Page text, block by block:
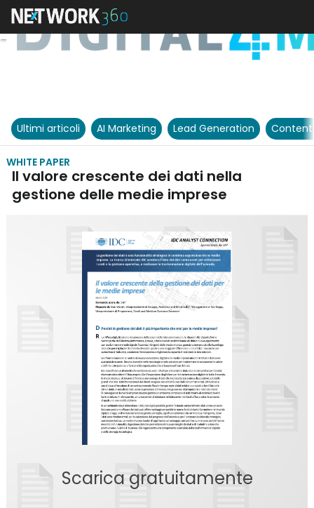
Ultimi articoli AI Marketing Lead Generation
WHITE PAPER
Il valore crescente dei dati nella
gestione delle medie imprese
Scarica gratuitamente